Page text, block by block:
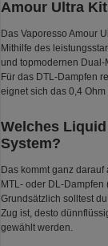
Amour Ultra
Das Vaporesso Amour
Mithilfe des
und topmodernen Dual-
Für das DTL-Dampfen
eignet sich das 0,4 Ohm
Welches
System?
Das kommt ganz
MTL- oder DL-
Grundsätzlich solltest
Zug ist, desto
gewählt werden.